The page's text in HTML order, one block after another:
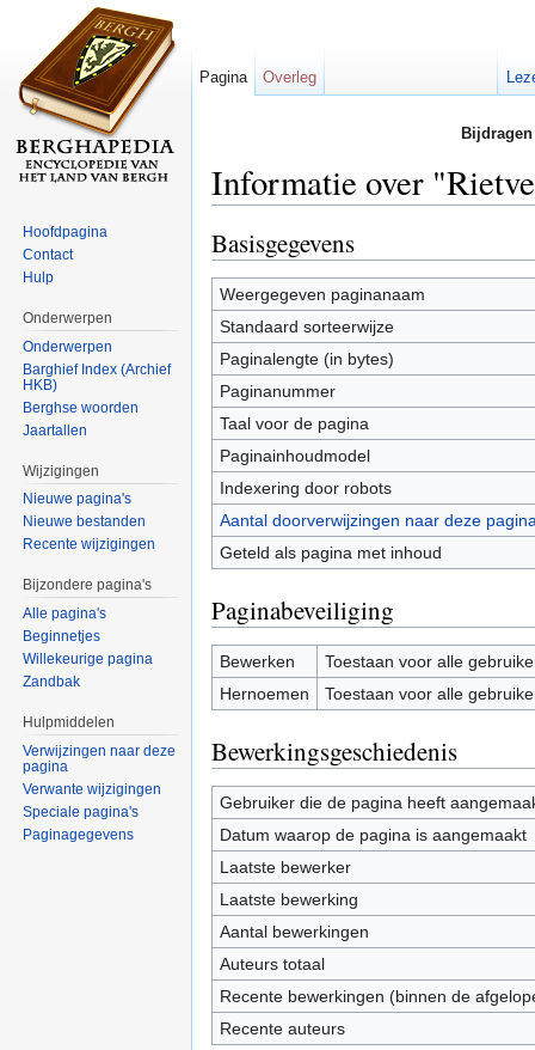
Informatie over
Basisgegevens
Weergegeven paginanaam
Standaard sorteerwijze
Paginalengte (in bytes)
Paginanummer
Taal voor de pagina
Paginainhoudmodel
Indexering door robots
Aantal doorverwijzingen naar deze
Geteld als pagina met inhoud
Paginabeveiliging
Bewerken
Toestaan voor alle
Hernoemen
Toestaan voor alle
Bewerkingsgeschiedenis
Gebruiker die de pagina heeft
Datum waarop de pagina is aangemaakt
Laatste bewerker
Laatste bewerking
Aantal bewerkingen
Auteurs totaal
Recente bewerkingen (binnen de
Recente auteurs
Pagina Overleg
Hoofdpagina
Contact
Hulp
Onderwerpen
Onderwerpen
Barghief Index (Archief
HKB)
Berghse woorden
Jaartallen
Wijzigingen
Nieuwe pagina's
Nieuwe bestanden
Recente wijzigingen
Bijzondere pagina's
Alle pagina's
Beginnetjes
Willekeurige pagina
Zandbak
Hulpmiddelen
Verwijzingen naar deze
pagina
Verwante wijzigingen
Speciale pagina's
Paginagegevens